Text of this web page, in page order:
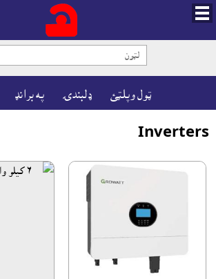
ټول وپلټئ ډلبندۍ په برانډ
Inverters